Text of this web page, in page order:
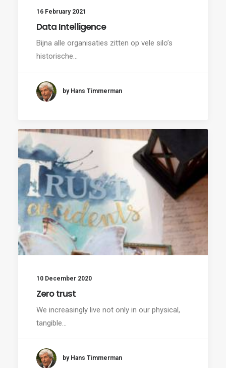
16 February 2021
Data Intelligence
Bijna alle organisaties zitten op vele silo’s
historische…
by Hans Timmerman
10 December 2020
Zero trust
We increasingly live not only in our physical,
tangible…
by Hans Timmerman